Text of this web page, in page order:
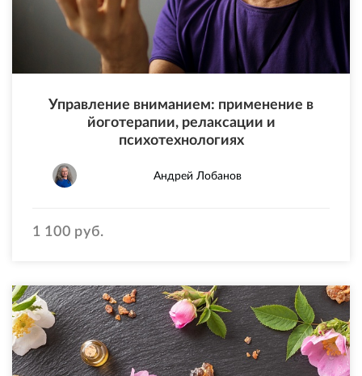
Управление вниманием: применение в
йоготерапии, релаксации и
психотехнологиях
Андрей Лобанов
1 100 руб.